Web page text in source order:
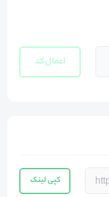
کپی لینک
اعمال کد